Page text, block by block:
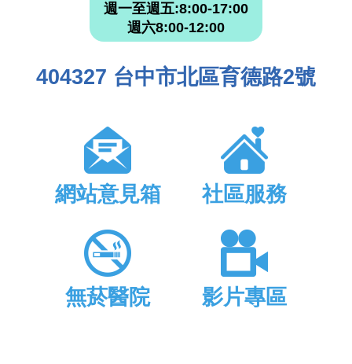
週一至週五:8:00-17:00
週六8:00-12:00
404327 台中市北區育德路2號
網站意見箱 社區服務
無菸醫院 影片專區